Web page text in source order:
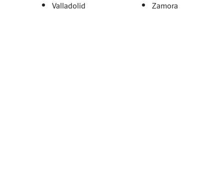
Valladolid
Zamora